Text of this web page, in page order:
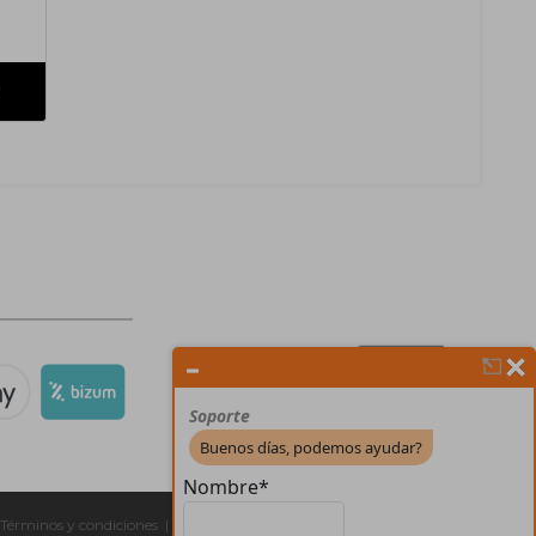
Términos y condiciones |